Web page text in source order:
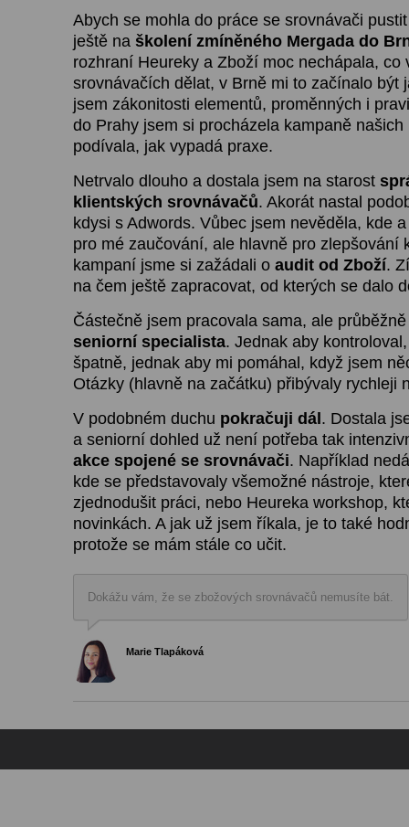
Abych se mohla do práce se srovnávači
ještě na školení zmíněného Mergada do
rozhraní Heureky a Zboží moc nechápala, co
srovnávačích dělat, v Brně mi to začínalo být
jsem zákonitosti elementů, proměnných i
do Prahy jsem si procházela kampaně
podívala, jak vypadá praxe.
Netrvalo dlouho a dostala jsem na starost
klientských srovnávačů. Akorát nastal
kdysi s Adwords. Vůbec jsem nevěděla, kde
pro mé zaučování, ale hlavně pro zlepšování
kampaní jsme si zažádali o audit od Zboží.
na čem ještě zapracovat, od kterých se dalo
Částečně jsem pracovala sama, ale
seniorní specialista. Jednak aby
špatně, jednak aby mi pomáhal, když jsem
Otázky (hlavně na začátku) přibývaly rychleji
V podobném duchu pokračuji dál. Dostala
a seniorní dohled už není potřeba tak
akce spojené se srovnávači. Například
kde se představovaly všemožné nástroje,
zjednodušit práci, nebo Heureka workshop,
novinkách. A jak už jsem říkala, je to také
protože se mám stále co učit.
Dokážu vám, že se zbožových srovnávačů nemusíte bát.
Marie Tlapáková